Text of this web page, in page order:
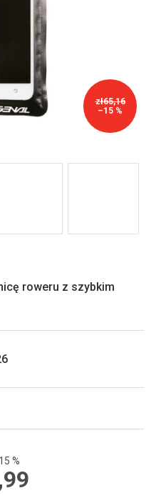
zł65,16
–15 %
roweru z szybkim
%